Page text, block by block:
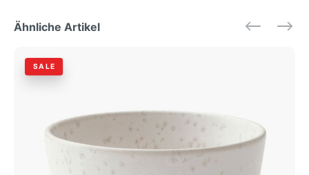
Ähnliche Artikel
SALE